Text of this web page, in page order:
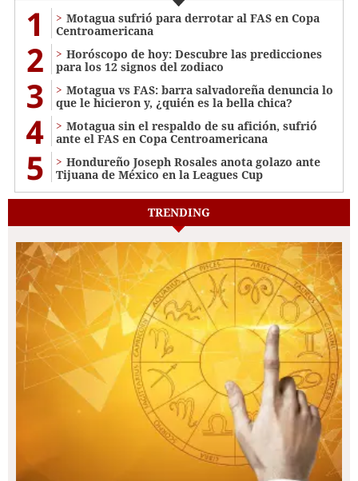
1
Motagua sufrió para derrotar al FAS en Copa
Centroamericana
2
Horóscopo de hoy: Descubre las predicciones
para los 12 signos del zodiaco
3
Motagua vs FAS: barra salvadoreña denuncia lo
que le hicieron y, ¿quién es la bella chica?
4
Motagua sin el respaldo de su afición, sufrió
ante el FAS en Copa Centroamericana
5
Hondureño Joseph Rosales anota golazo ante
Tijuana de México en la Leagues Cup
TRENDING